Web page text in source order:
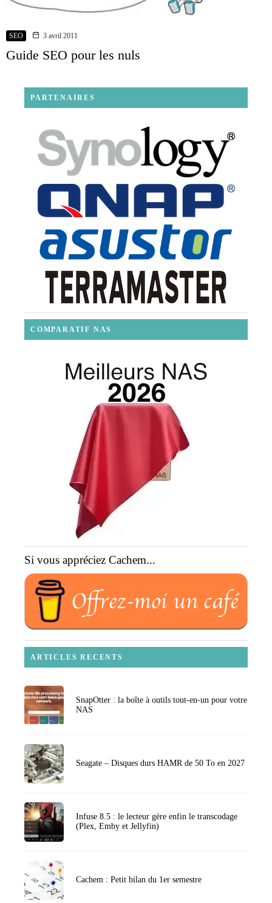
SEO 3 avril 2011
Guide SEO pour les nuls
PARTENAIRES
COMPARATIF NAS
Si vous appréciez Cachem...
ARTICLES RECENTS
SnapOtter : la boîte à outils tout-en-un pour votre
NAS
Seagate – Disques durs HAMR de 50 To en 2027
Infuse 8.5 : le lecteur gère enfin le transcodage
(Plex, Emby et Jellyfin)
Cachem : Petit bilan du 1er semestre